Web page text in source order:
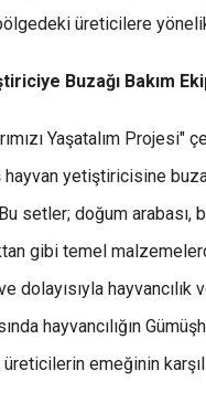
üreticilere
Buzağı Bakım
Yaşatalım
hayvan yetiştiricisine
Bu setler; doğum arabası,
gibi temel
ve dolayısıyla
hayvancılığın
emeğinin